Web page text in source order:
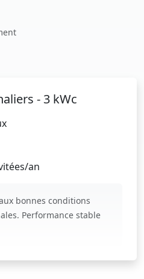
- 3 kWc
an
bonnes conditions
Performance stable